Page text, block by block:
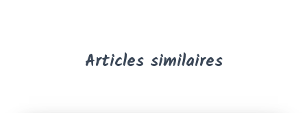
Articles similaires